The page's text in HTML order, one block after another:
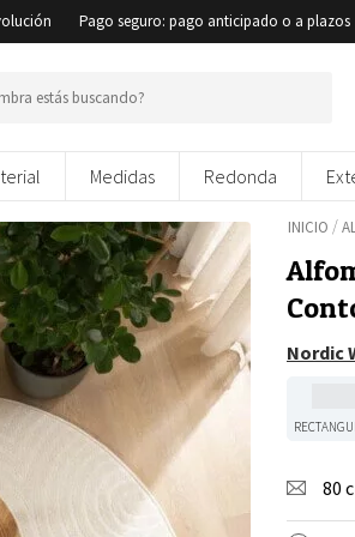
Pago seguro: pago anticipado o a plazos
Medidas Redonda
INICIO /
Nordic
80